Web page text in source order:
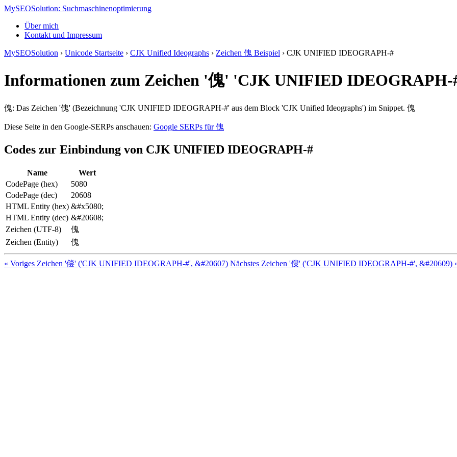
MySEOSolution: Suchmaschinenoptimierung
Über mich
Kontakt und Impressum
MySEOSolution › Unicode Startseite › CJK Unified Ideographs › Zeichen 傀 Beispiel › CJK UNIFIED IDEOGRAPH-#
Informationen zum Zeichen '傀' 'CJK UNIFIED IDEOGRAPH-
傀: Das Zeichen '傀' (Bezeichnung 'CJK UNIFIED IDEOGRAPH-#' aus dem Block 'CJK Unified Ideographs') im Snippet. 傀
Diese Seite in den Google-SERPs anschauen: Google SERPs für 傀
Codes zur Einbindung von CJK UNIFIED IDEOGRAPH-#
Name
Wert
CodePage (hex)
5080
CodePage (dec)
20608
HTML Entity (hex) &#x5080;
HTML Entity (dec) &#20608;
Zeichen (UTF-8)
傀
Zeichen (Entity)
傀
« Voriges Zeichen '偿' ('CJK UNIFIED IDEOGRAPH-#', &#20607) Nächstes Zeichen '傁' ('CJK UNIFIED IDEOGRAPH-#', &#20609)